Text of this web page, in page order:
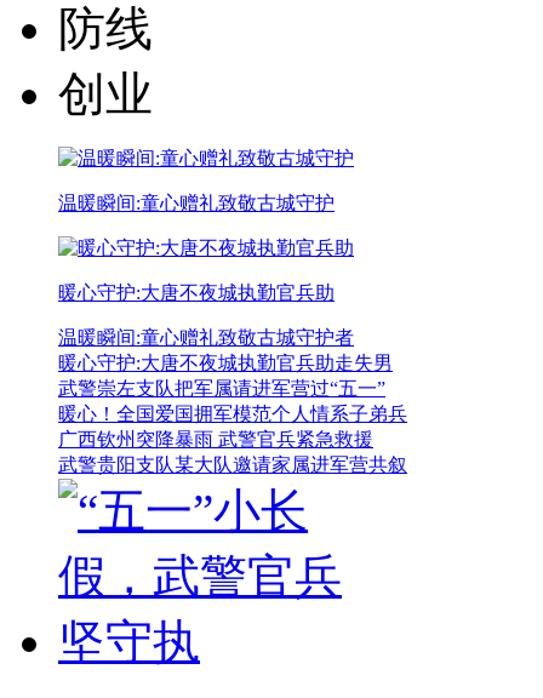
防线
创业
温暖瞬间:童心赠礼致敬古城守护
暖心守护:大唐不夜城执勤官兵助
温暖瞬间:童心赠礼致敬古城守护者
暖心守护:大唐不夜城执勤官兵助走失男
武警崇左支队把军属请进军营过“五一”
暖心！全国爱国拥军模范个人情系子弟兵
广西钦州突降暴雨 武警官兵紧急救援
武警贵阳支队某大队邀请家属进军营共叙